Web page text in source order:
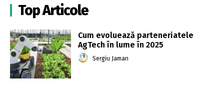
Top Articole
Cum evoluează parteneriatele
AgTech în lume în 2025
Sergiu Jaman